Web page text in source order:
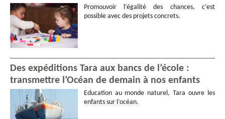
Promouvoir l’égalité des chances, c’est
possible avec des projets concrets.
Des expéditions Tara aux bancs de l’école :
transmettre l’Océan de demain à nos enfants
Education au monde naturel, Tara ouvre les
enfants sur l’océan.